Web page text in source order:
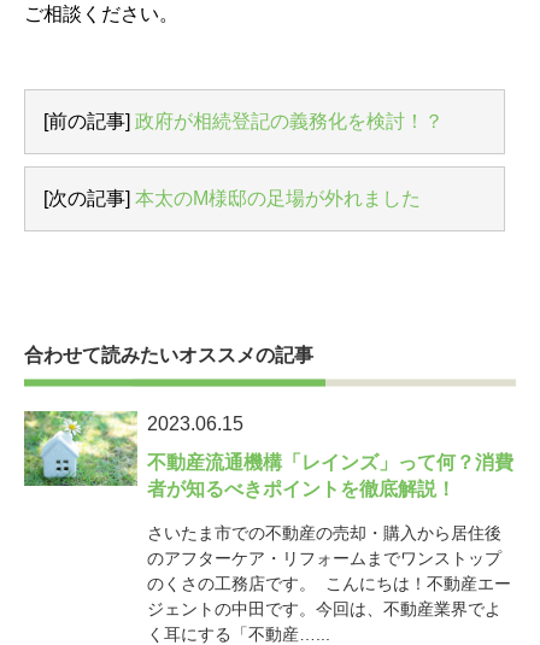
ご相談ください。
[前の記事] 政府が相続登記の義務化を検討！？
[次の記事] 本太のM様邸の足場が外れました
合わせて読みたいオススメの記事
2023.06.15
不動産流通機構「レインズ」って何？消費
者が知るべきポイントを徹底解説！
さいたま市での不動産の売却・購入から居住後
のアフターケア・リフォームまでワンストップ
のくさの工務店です。 こんにちは！不動産エー
ジェントの中田です。今回は、不動産業界でよ
く耳にする「不動産…...